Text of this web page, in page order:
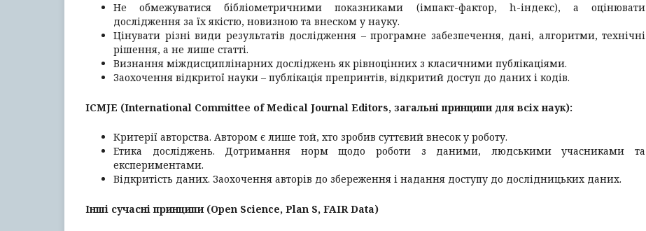
Не обмежуватися бібліометричними показниками (імпакт-фактор, h-індекс), а оцінювати
дослідження за їх якістю, новизною та внеском у науку.
Цінувати різні види результатів дослідження – програмне забезпечення, дані, алгоритми, технічні
рішення, а не лише статті.
Визнання міждисциплінарних досліджень як рівноцінних з класичними публікаціями.
Заохочення відкритої науки – публікація препринтів, відкритий доступ до даних і кодів.
ICMJE (International Committee of Medical Journal Editors, загальні принципи для всіх наук):
Критерії авторства. Автором є лише той, хто зробив суттєвий внесок у роботу.
Етика досліджень. Дотримання норм щодо роботи з даними, людськими учасниками та
експериментами.
Відкритість даних. Заохочення авторів до збереження і надання доступу до дослідницьких даних.
Інші сучасні принципи (Open Science, Plan S, FAIR Data)